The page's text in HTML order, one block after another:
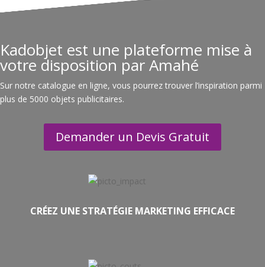
Kadobjet est une plateforme mise à
votre disposition par Amahé
Sur notre catalogue en ligne, vous pourrez trouver l’inspiration parmi
plus de 5000 objets publicitaires.
Demander un Devis Gratuit
CRÉEZ UNE STRATÉGIE MARKETING EFFICACE